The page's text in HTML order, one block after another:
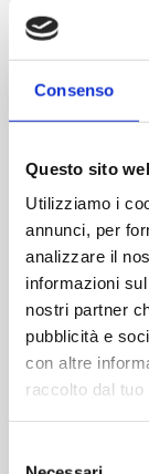
Consenso
Questo sito
Utilizziamo i
annunci, per
analizzare il
informazioni
nostri partner
pubblicità e
con altre
raccolto dal
F12
7040 R